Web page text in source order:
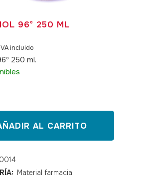
96º 250 ML
incluido
250 ml.
AL CARRITO
Material farmacia